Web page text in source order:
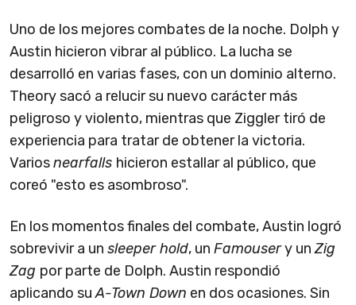
Uno de los mejores combates de la noche. Dolph y
Austin hicieron vibrar al público. La lucha se
desarrolló en varias fases, con un dominio alterno.
Theory sacó a relucir su nuevo carácter más
peligroso y violento, mientras que Ziggler tiró de
experiencia para tratar de obtener la victoria.
Variosnearfalls hicieron estallar al público, que
coreó "esto es asombroso".
En los momentos finales del combate, Austin logró
sobrevivir a un sleeper hold, un Famousery unZig
Zag por parte de Dolph. Austin respondió
aplicando suA-Town Down en dos ocasiones. Sin